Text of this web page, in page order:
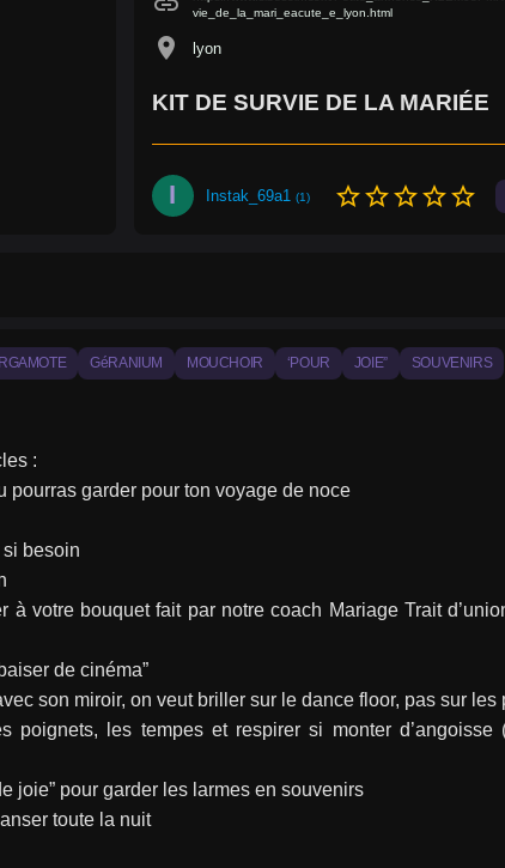
vie_de_la_mari_eacute_e_lyon.html
location_on lyon
KIT DE SURVIE DE LA MARIÉE
I Instak_69a1 (1) star_borderstar_borderstar_borderstar_borderstar_border
GéRANIUM MOUCHOIR ‘POUR JOIE” SOUVENIRS
:
pourras garder pour ton voyage de noce
besoin
à votre bouquet fait par notre coach Mariage Trait
de cinéma”
son miroir, on veut briller sur le dance floor, pas sur les
poignets, les tempes et respirer si monter d’angoisse
joie” pour garder les larmes en souvenirs
toute la nuit